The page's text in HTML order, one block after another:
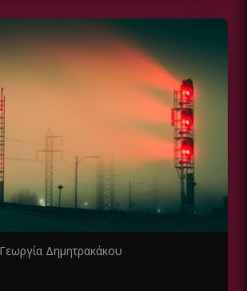
Γεωργία Δημητρακάκου